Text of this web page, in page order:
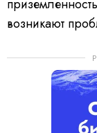
возникают